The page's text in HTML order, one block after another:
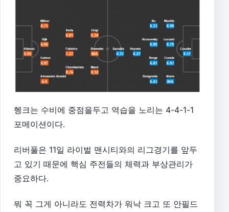
헹크는 수비에 중점을두고 역습을 노리는 4-4-1-1
포메이션이다.
리버풀은 11일 라이벌 맨시티와의 리그경기를 앞두
고 있기 때문에 핵심 주전들의 체력과 부상관리가
중요하다.
뭐 꼭 그게 아니라도 전력차가 워낙 크고 또 안필드